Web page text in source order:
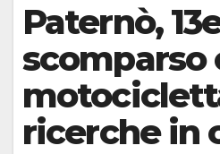
Paternò,
scomparso
ricerche in